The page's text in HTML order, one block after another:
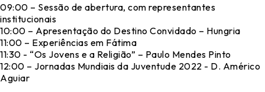
09:00 – Sessão de abertura, com representantes
institucionais
10:00 – Apresentação do Destino Convidado – Hungria
11:00 – Experiências em Fátima
11:30 - “Os Jovens e a Religião” – Paulo Mendes Pinto
12:00 – Jornadas Mundiais da Juventude 2022 - D. Américo
Aguiar